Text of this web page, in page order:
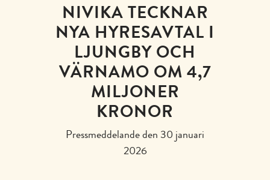
NIVIKA TECKNAR
NYA HYRESAVTAL I
LJUNGBY OCH
VÄRNAMO OM 4,7
MILJONER
KRONOR
Pressmeddelande den 30 januari
2026